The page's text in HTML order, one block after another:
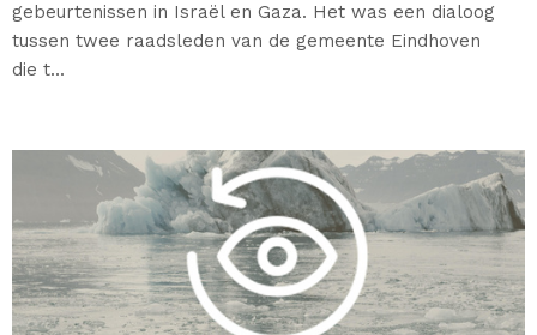
gebeurtenissen in Israël en Gaza. Het was een dialoog
tussen twee raadsleden van de gemeente Eindhoven
die t...